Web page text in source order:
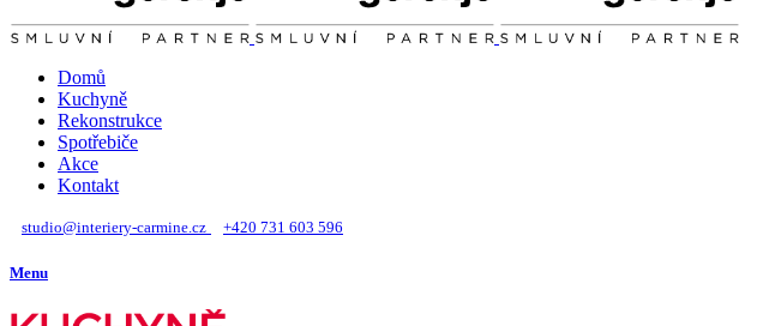
Domů
Kuchyně
Rekonstrukce
Spotřebiče
Akce
Kontakt
studio@interiery-carmine.cz +420 731 603 596
Menu